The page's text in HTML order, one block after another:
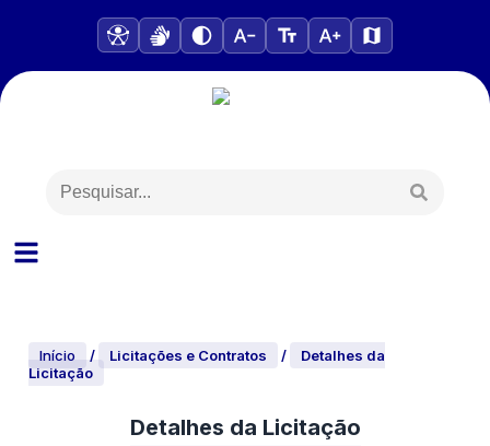
Início / Licitações e Contratos /
Detalhes da
Licitação
Detalhes da Licitação